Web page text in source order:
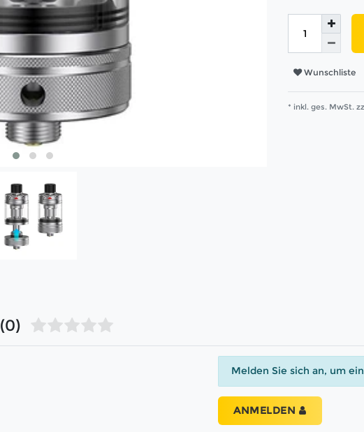
Wunschliste
* inkl. ges. MwSt.
(0)
Melden Sie sich an, um
ANMELDEN